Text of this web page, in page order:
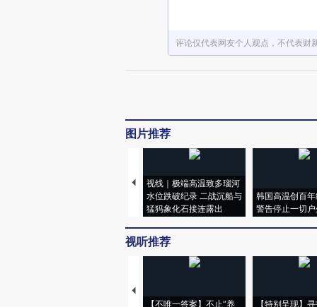
评论仅代表网友个人观点，不代表财
图片推荐
视线｜极端高温致多瑙河
水位跌破纪录 二战沉船与
猛犸象化石接连露出
韩国高温创百
警告停止一切
视听推荐
【不唯一答案】不止“养
【特别呈现】